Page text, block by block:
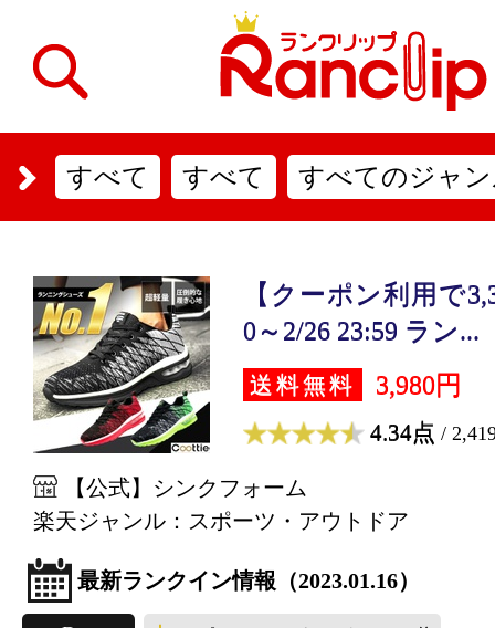
すべて すべて すべてのジャ
【クーポン利用で
0～2/26 23:59 ラン...
送料無料 3,980円
4.34点 /
【公式】シンクフォーム
楽天ジャンル：スポーツ・アウトドア
最新ランクイン情報（2023.01.16）